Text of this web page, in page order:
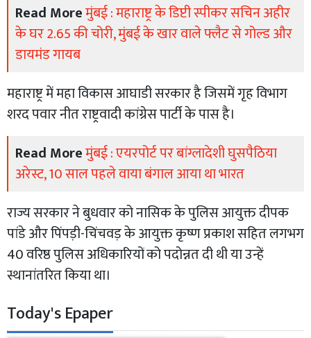
Read Moreमुंबई : महाराष्ट्र के डिप्टी स्पीकर सचिन अहीर
के घर 2.65 की चोरी, मुंबई के खार वाले फ्लैट से गोल्ड और
डायमंड गायब
महाराष्ट्र में महा विकास आघाडी सरकार है जिसमें गृह विभाग
शरद पवार नीत राष्ट्रवादी कांग्रेस पार्टी के पास है।
Read Moreमुंबई : एयरपोर्ट पर बांग्लादेशी घुसपैठिया
अरेस्ट, 10 साल पहले वाया बंगाल आया था भारत
राज्य सरकार ने बुधवार को नासिक के पुलिस आयुक्त दीपक
पांडे और पिंपड़ी-चिंचवड़ के आयुक्त कृष्ण प्रकाश सहित लगभग
40 वरिष्ठ पुलिस अधिकारियों को पदोन्नत दी थी या उन्हें
स्थानांतरित किया था।
Today's Epaper